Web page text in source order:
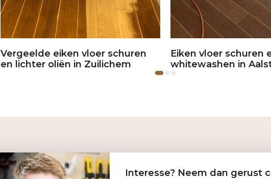
Vergeelde eiken vloer schuren
en lichter oliën in Zuilichem
Eiken vloer schuren
whitewashen in
Interesse? Neem dan gerust